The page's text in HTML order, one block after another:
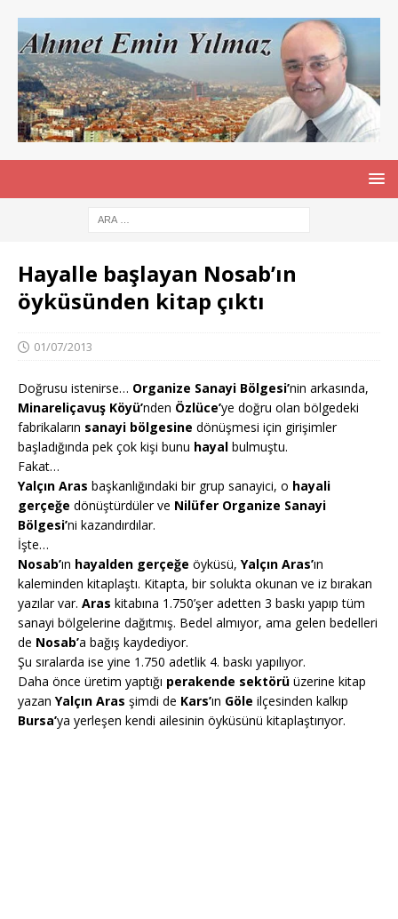
Hayalle başlayan Nosab’ın
öyküsünden kitap çıktı
01/07/2013
Doğrusu istenirse… Organize Sanayi Bölgesi’nin arkasında,
Minareliçavuş Köyü’nden Özlüce’ye doğru olan bölgedeki
fabrikaların sanayi bölgesine dönüşmesi için girişimler
başladığında pek çok kişi bunu hayal bulmuştu.
Fakat…
Yalçın Aras başkanlığındaki bir grup sanayici, o hayali
gerçeğe dönüştürdüler ve Nilüfer Organize Sanayi
Bölgesi’ni kazandırdılar.
İşte…
Nosab’ın hayalden gerçeğe öyküsü, Yalçın Aras’ın
kaleminden kitaplaştı. Kitapta, bir solukta okunan ve iz bırakan
yazılar var. Aras kitabına 1.750’şer adetten 3 baskı yapıp tüm
sanayi bölgelerine dağıtmış. Bedel almıyor, ama gelen bedelleri
de Nosab’a bağış kaydediyor.
Şu sıralarda ise yine 1.750 adetlik 4. baskı yapılıyor.
Daha önce üretim yaptığı perakende sektörü üzerine kitap
yazan Yalçın Aras şimdi de Kars’ın Göle ilçesinden kalkıp
Bursa’ya yerleşen kendi ailesinin öyküsünü kitaplaştırıyor.